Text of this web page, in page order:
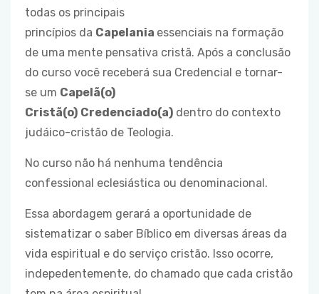
todas os principais
princípios da Capelania essenciais na formação
de uma mente pensativa cristã. Após a conclusão
do curso você receberá sua Credencial e tornar-
se um Capelã(o)
Cristã(o) Credenciado(a) dentro do contexto
judáico-cristão de Teologia.
No curso não há nenhuma tendência
confessional eclesiástica ou denominacional.
Essa abordagem gerará a oportunidade de
sistematizar o saber Bíblico em diversas áreas da
vida espiritual e do serviço cristão. Isso ocorre,
indepedentemente, do chamado que cada cristão